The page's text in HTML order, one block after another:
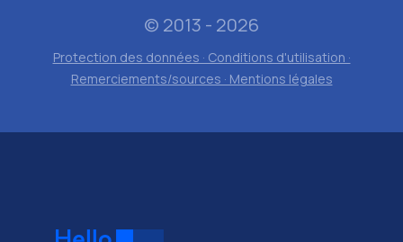
© 2013 - 2026
Protection des données · Conditions d'utilisation ·
Remerciements/sources · Mentions légales